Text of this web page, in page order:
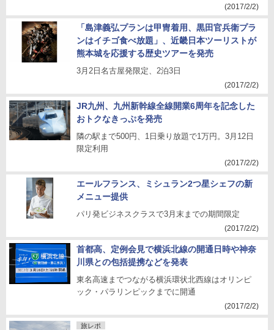
(2017/2/2)
「島津義弘プランは甲冑着用、黒田官兵衛プラ
ンはイチゴ食べ放題」、近畿日本ツーリストが
熊本城を応援する歴史ツアーを発売
3月2日名古屋発限定、2泊3日
(2017/2/2)
JR九州、九州新幹線全線開業6周年を記念した
おトクなきっぷを発売
隣の駅まで500円、1日乗り放題で1万円。3月12日
限定利用
(2017/2/2)
エールフランス、ミシュラン2つ星シェフの新
メニュー提供
パリ発ビジネスクラスで3月末までの期間限定
(2017/2/2)
首都高、定例会見で横浜北線の開通日時や神奈
川県との包括提携などを発表
東名高速までつながる横浜環状北西線はオリンピ
ック・パラリンピックまでに開通
(2017/2/2)
旅レポ